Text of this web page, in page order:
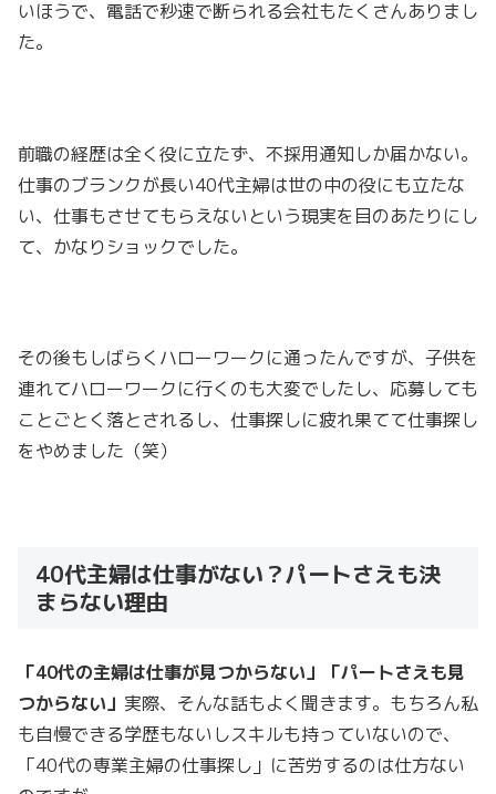
いほうで、電話で秒速で断られる会社もたくさんありまし
た。
前職の経歴は全く役に立たず、不採用通知しか届かない。
仕事のブランクが長い40代主婦は世の中の役にも立たな
い、仕事もさせてもらえないという現実を目のあたりにし
て、かなりショックでした。
その後もしばらくハローワークに通ったんですが、子供を
連れてハローワークに行くのも大変でしたし、応募しても
ことごとく落とされるし、仕事探しに疲れ果てて仕事探し
をやめました（笑）
40代主婦は仕事がない？パートさえも決
まらない理由
「40代の主婦は仕事が見つからない」「パートさえも見
つからない」 実際、そんな話もよく聞きます。もちろん私
も自慢できる学歴もないしスキルも持っていないので、
「40代の専業主婦の仕事探し」に苦労するのは仕方ない